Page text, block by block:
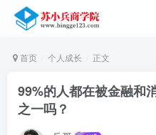
首页 个人成长 正文
99%的人都在被金融和
之一吗？